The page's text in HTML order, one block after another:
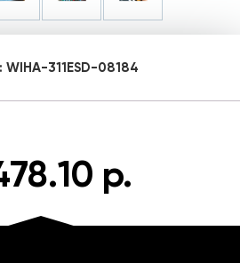
WIHA-311ESD-08184
р.